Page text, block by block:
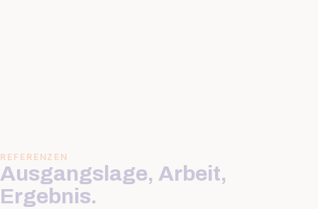
REFERENZEN
Ausgangslage, Arbeit,
Ergebnis.